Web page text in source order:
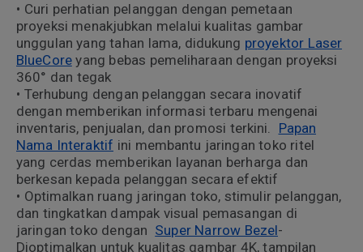
• Curi perhatian pelanggan dengan pemetaan
proyeksi menakjubkan melalui kualitas gambar
unggulan yang tahan lama, didukung proyektor Laser
BlueCoreyang bebas pemeliharaan dengan proyeksi
360° dan tegak
• Terhubung dengan pelanggan secara inovatif
dengan memberikan informasi terbaru mengenai
inventaris, penjualan, dan promosi terkini. Papan
Nama Interaktif ini membantu jaringan toko ritel
yang cerdas memberikan layanan berharga dan
berkesan kepada pelanggan secara efektif
• Optimalkan ruang jaringan toko, stimulir pelanggan,
dan tingkatkan dampak visual pemasangan di
jaringan toko dengan Super Narrow Bezel-
Dioptimalkan untuk kualitas gambar 4K, tampilan